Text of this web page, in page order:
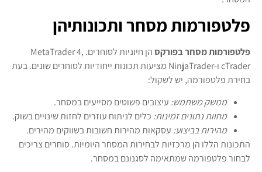
פלטפורמות מסחר ותכונותיהן
פלטפורמות מסחר בפורקס
הן חיוניות לסוחרים. MetaTrader 4,
cTrader ו-NinjaTrader מציעות תכונות ייחודיות לסוחרים שונים. בעת
בחירת פלטפורמה, יש לשקול:
ממשק משתמש: עיצובים פשוטים מסייעים במסחר.
מחוות נתונים זמינות: כלים לניתוח עוזרים לחזות שינויים בשוק.
מהירות בביצוע: עסקאות מהירות חשובות בשווקים מהירים.
התכונות הללו הן מרכזיות לבחירות המסחר היומיות. סוחרים צריכים
לבחור פלטפורמה שמתאימה לסגנונם במסחר.